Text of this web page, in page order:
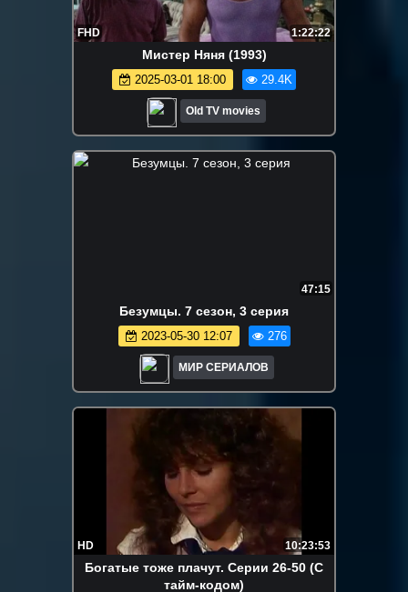
FHD 1:22:22
Мистер Няня (1993)
2025-03-01 18:00 29.4K
Old TV movies
47:15
Бeзyмцы. 7 сезон, 3 серия
2023-05-30 12:07 276
МИР СЕРИАЛОВ
HD 10:23:53
Богатые тоже плачут. Серии 26-50 (С
тайм-кодом)